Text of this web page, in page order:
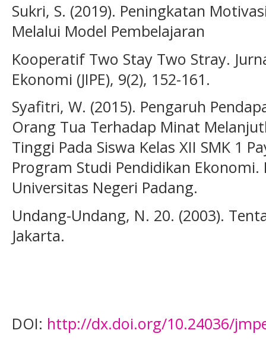
Sukri, S. (2019). Peningkatan
Melalui Model Pembelajaran
Kooperatif Two Stay Two Stray.
Ekonomi (JIPE), 9(2), 152-161.
Syafitri, W. (2015). Pengaruh
Orang Tua Terhadap Minat
Tinggi Pada Siswa Kelas XII SMK 1
Program Studi Pendidikan
Universitas Negeri Padang.
Undang-Undang, N. 20. (2003).
Jakarta.
DOI: http://dx.doi.org/10.24036/